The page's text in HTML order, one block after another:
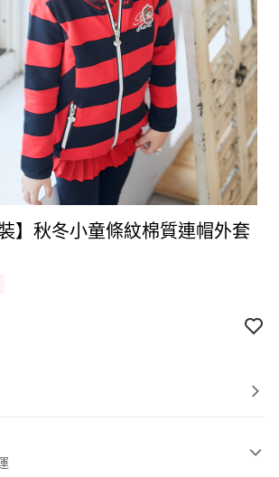
】秋冬小童條紋棉質連帽外套